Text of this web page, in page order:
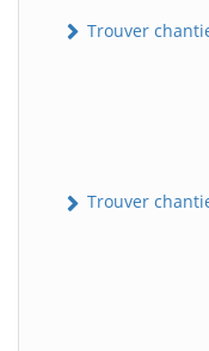
Trouver
Trouver